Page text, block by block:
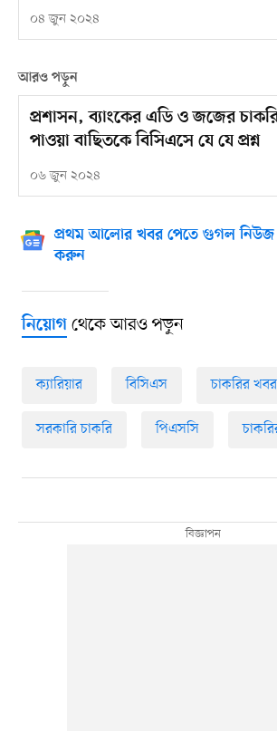
০৪ জুন ২০২৪
আরও পড়ুন
প্রশাসন, ব্যাংকের এডি ও জজের
পাওয়া বাছিতকে বিসিএসে যে যে প্রশ্ন
০৬ জুন ২০২৪
প্রথম আলোর খবর পেতে গুগল নিউজ
করুন
নিয়োগথেকে আরও পড়ুন
ক্যারিয়ার বিসিএস চাকরির খবর
সরকারি চাকরি পিএসসি